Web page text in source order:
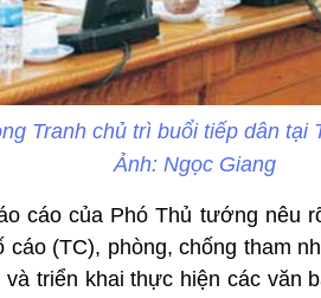
Tranh chủ trì buổi tiếp dân tại
Ảnh: Ngọc Giang
cáo của Phó Thủ tướng nêu
cáo (TC), phòng, chống tham
triển khai thực hiện các văn